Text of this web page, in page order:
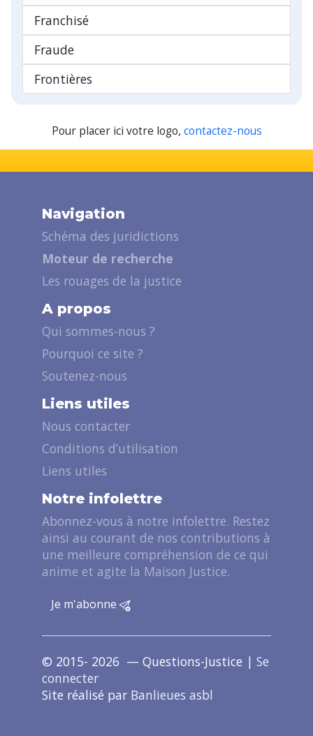
Franchisé
Fraude
Frontières
Pour placer ici votre logo, contactez-nous
Navigation
Schéma des juridictions
Moteur de recherche
Les rouages de la justice
A propos
Qui sommes-nous ?
Pourquoi ce site ?
Soutenez-nous
Liens utiles
Nous contacter
Conditions d’utilisation
Liens utiles
Notre infolettre
Abonnez-vous à notre infolettre. Restez
ainsi au courant de nos contributions à
une meilleure compréhension de ce qui
anime et agite la Maison Justice.
Je m'abonne
© 2015- 2026 — Questions-Justice | Se
connecter
Site réalisé par Banlieues asbl